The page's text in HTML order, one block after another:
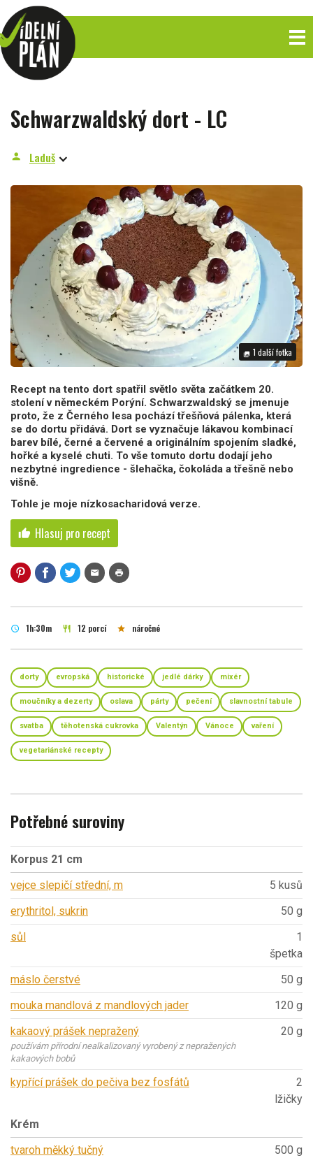
Schwarzwaldský dort - LC
person Laduš
photo_library 1 další fotka
Recept na tento dort spatřil světlo světa začátkem 20.
stolení v německém Porýní. Schwarzwaldský se jmenuje
proto, že z Černého lesa pochází třešňová pálenka, která
se do dortu přidává. Dort se vyznačuje lákavou kombinací
barev bílé, černé a červené a originálním spojením sladké,
hořké a kyselé chuti. To vše tomuto dortu dodají jeho
nezbytné ingredience - šlehačka, čokoláda a třešně nebo
višně.
Tohle je moje nízkosacharidová verze.
thumb_up Hlasuj pro recept
mail print
schedule 1h:30m restaurant 12 porcí star náročné
dorty evropská historické jedlé dárky mixér
moučníky a dezerty oslava párty pečení slavnostní tabule
svatba těhotenská cukrovka Valentýn Vánoce vaření
vegetariánské recepty
Potřebné suroviny
Korpus 21 cm
vejce slepičí střední, m
5 kusů
erythritol, sukrin
50 g
sůl
1
špetka
máslo čerstvé
50 g
mouka mandlová z mandlových jader
120 g
kakaový prášek nepražený
používám přírodní nealkalizovaný vyrobený z nepražených
kakaových bobů
20 g
kypřící prášek do pečiva bez fosfátů
2
lžičky
Krém
tvaroh měkký tučný
500 g